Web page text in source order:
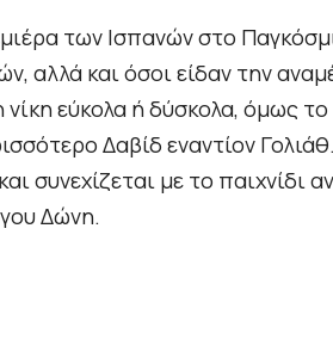
των Ισπανών στο
αλλά και όσοι είδαν την
εύκολα ή δύσκολα, όμως
Δαβίδ εναντίον
συνεχίζεται με το παιχνίδι
Δώνη.